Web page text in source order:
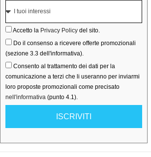
Accetto la Privacy Policydel sito.
Do il consenso a ricevere offerte promozionali
(sezione 3.3 dell'informativa).
Consento al trattamento dei dati per la
comunicazione a terzi che li useranno per inviarmi
loro proposte promozionali come precisato
nell'informativa(punto 4.1).
ISCRIVITI